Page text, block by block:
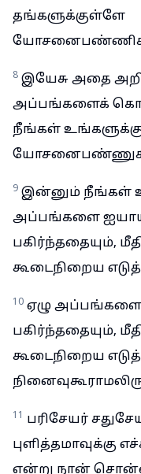
தங்களுக்குள்ளே
8 இயேசு அதை
அப்பங்களைக்
நீங்கள்
9 இன்னும் நீங்கள்
அப்பங்களை
பகிர்ந்ததையும்,
கூடைநிறைய
10 ஏழு அப்பங்களை
பகிர்ந்ததையும்,
கூடைநிறைய
11 பரிசேயர்
புளித்தமாவுக்கு
என்று நான்